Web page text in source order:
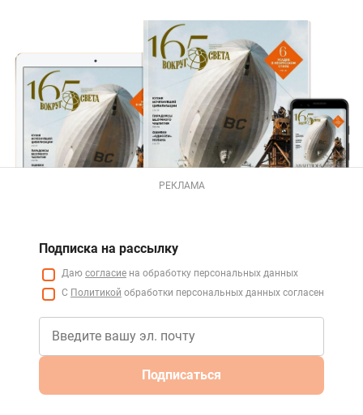
РЕКЛАМА
Подписка на рассылку
Даю согласие на обработку персональных данных
С Политикой обработки персональных данных согласен
Подписаться